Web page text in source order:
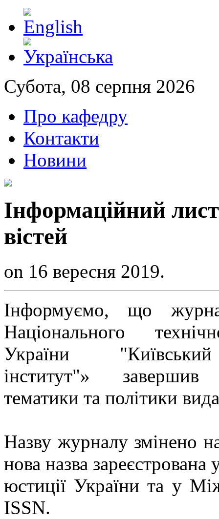
Субота, 08 серпня 2026
Про кафедру
Контакти
Новини
Інформаційний
вістей
on 16 вересня 2019.
Інформуємо, що
Національного
України
інститут"» завершив
тематики та політики
Назву журналу змінено
нова назва зареєстрована
юстиції України та у
ISSN.